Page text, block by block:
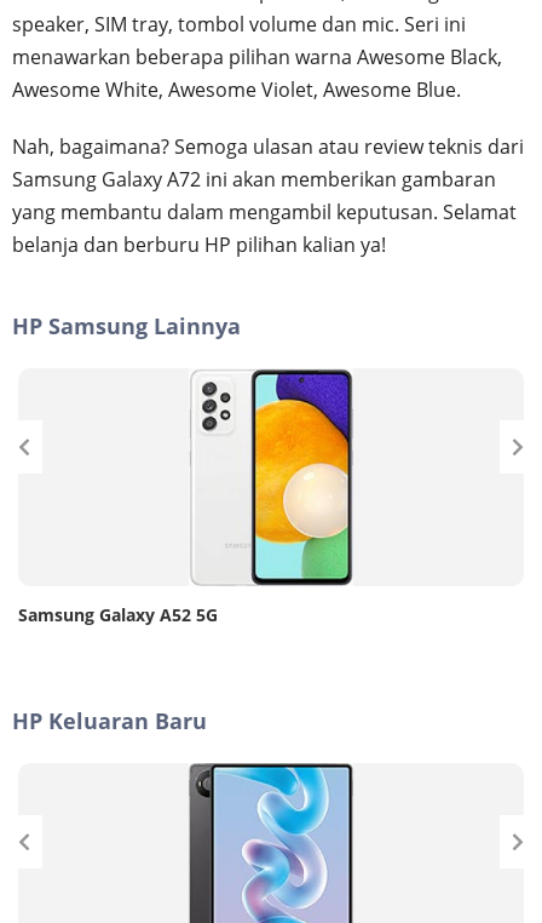
speaker, SIM tray, tombol volume dan mic. Seri ini
menawarkan beberapa pilihan warna Awesome Black,
Awesome White, Awesome Violet, Awesome Blue.
Nah, bagaimana? Semoga ulasan atau review teknis dari
Samsung Galaxy A72 ini akan memberikan gambaran
yang membantu dalam mengambil keputusan. Selamat
belanja dan berburu HP pilihan kalian ya!
HP Samsung Lainnya
Samsung Galaxy A52 5G
HP Keluaran Baru